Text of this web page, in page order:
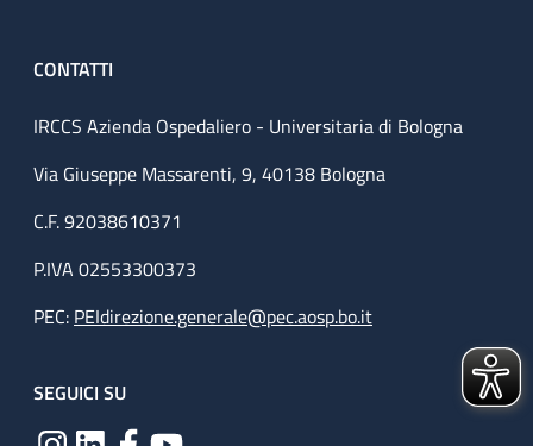
CONTATTI
IRCCS Azienda Ospedaliero - Universitaria di Bologna
Via Giuseppe Massarenti, 9, 40138 Bologna
C.F. 92038610371
P.IVA 02553300373
PEC: PEIdirezione.generale@pec.aosp.bo.it
SEGUICI SU